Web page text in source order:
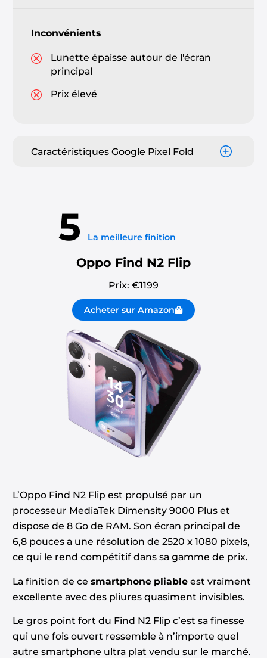
Inconvénients
Lunette épaisse autour de l'écran
principal
Prix élevé
Caractéristiques Google Pixel Fold
5 La meilleure finition
Oppo Find N2 Flip
Prix: €1199
Acheter sur Amazon
L’Oppo Find N2 Flip est propulsé par un
processeur MediaTek Dimensity 9000 Plus et
dispose de 8 Go de RAM. Son écran principal de
6,8 pouces a une résolution de 2520 x 1080 pixels,
ce qui le rend compétitif dans sa gamme de prix.
La finition de ce smartphone pliableest vraiment
excellente avec des pliures quasiment invisibles.
Le gros point fort du Find N2 Flip c’est sa finesse
qui une fois ouvert ressemble à n’importe quel
autre smartphone ultra plat vendu sur le marché.